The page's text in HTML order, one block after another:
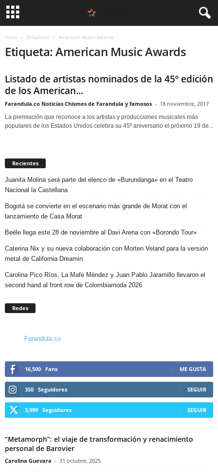
Inicio Etiquetas American Music Awards
Etiqueta: American Music Awards
Listado de artistas nominados de la 45º edición
de los American...
Farandula.co Noticias Chismes de Farandula y famosos - 18 noviembre, 2017
La premiación que reconoce a los artistas y producciones musicales más
populares de los Estados Unidos celebra su 45º aniversario el próximo 19 de...
Recientes
Juanita Molina será parte del elenco de «Burundanga» en el Teatro
Nacional la Castellana
Bogotá se convierte en el escenario más grande de Morat con el
lanzamiento de Casa Morat
Beéle llega este 28 de noviembre al Davi Arena con «Borondo Tour»
Caterina Nix y su nueva colaboración con Morten Veland para la versión
metal de California Dreamin
Carolina Pico Ríos, La Mafe Méndez y Juan Pablo Jaramillo llevaron el
second hand al front row de Colombiamoda 2026
Redes
Farandula.co
16,500 Fans ME GUSTA
350 Seguidores SEGUIR
3,099 Seguidores SEGUIR
“Metamorph”: el viaje de transformación y renacimiento
personal de Barovier
Carolina Guevara - 31 octubre, 2025